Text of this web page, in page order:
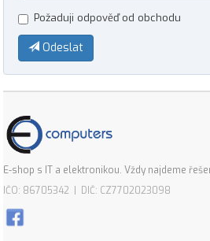
Požaduji odpověď od obchodu
Odeslat
E-shop s IT a elektronikou. Vždy najdeme
IČO: 86705342 | DIČ: CZ7702023098